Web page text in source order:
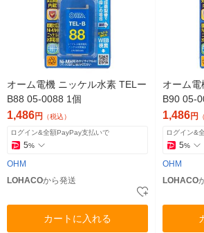
オーム電機 ニッケル水素 TELー
B88 05-0088 1個
1,486円 （税込）
ログイン&全額PayPay支払いで
5%
OHM
LOHACOから発送
カートに入れる
オーム
B90 05-
1,486円
ログイン&
5%
OHM
LOHACO